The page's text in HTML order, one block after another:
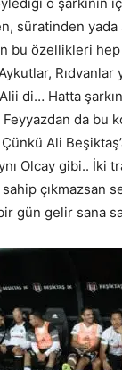
süratinden yada
bu özellikleri hep
di… Hatta
da bu
Ali
Olcay gibi.. İki
çıkmazsan
gün gelir sana